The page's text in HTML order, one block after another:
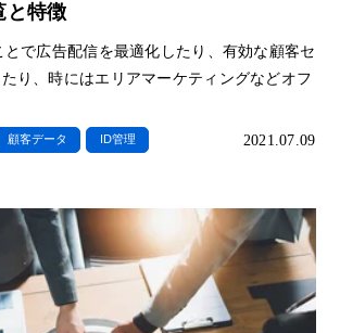
と特徴
で広告配信を最適化したり、有効な顧客セ
り、時にはエリアマーケティングなどオフ
顧客データ ID管理 2021.07.09